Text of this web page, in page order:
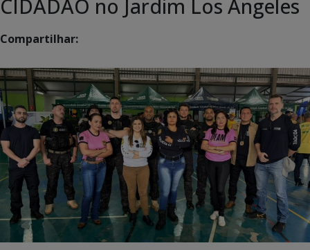
CIDADÃO no Jardim Los Angeles
Compartilhar: